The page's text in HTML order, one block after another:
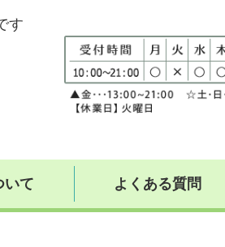
す
いて よくある質問